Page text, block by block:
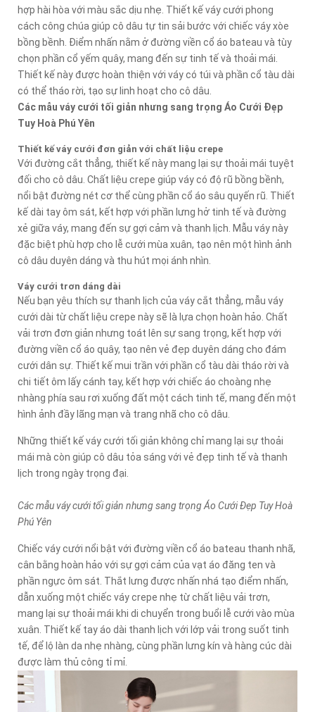
hợp hài hòa với màu sắc dịu nhẹ. Thiết kế váy cưới phong
cách công chúa giúp cô dâu tự tin sải bước với chiếc váy xòe
bồng bềnh. Điểm nhấn nằm ở đường viền cổ áo bateau và tùy
chọn phần cổ yếm quây, mang đến sự tinh tế và thoải mái.
Thiết kế này được hoàn thiện với váy có túi và phần cổ tàu dài
có thể tháo rời, tạo sự linh hoạt cho cô dâu.
Các mẫu váy cưới tối giản nhưng sang trọng Áo Cưới Đẹp
Tuy Hoà Phú Yên
Thiết kế váy cưới đơn giản với chất liệu crepe
Với đường cắt thẳng, thiết kế này mang lại sự thoải mái tuyệt
đối cho cô dâu. Chất liệu crepe giúp váy có độ rũ bồng bềnh,
nổi bật đường nét cơ thể cùng phần cổ áo sâu quyến rũ. Thiết
kế dài tay ôm sát, kết hợp với phần lưng hở tinh tế và đường
xẻ giữa váy, mang đến sự gợi cảm và thanh lịch. Mẫu váy này
đặc biệt phù hợp cho lễ cưới mùa xuân, tạo nên một hình ảnh
cô dâu duyên dáng và thu hút mọi ánh nhìn.
Váy cưới trơn dáng dài
Nếu bạn yêu thích sự thanh lịch của váy cắt thẳng, mẫu váy
cưới dài từ chất liệu crepe này sẽ là lựa chọn hoàn hảo. Chất
vải trơn đơn giản nhưng toát lên sự sang trọng, kết hợp với
đường viền cổ áo quây, tạo nên vẻ đẹp duyên dáng cho đám
cưới dân sự. Thiết kế mui trần với phần cổ tàu dài tháo rời và
chi tiết ôm lấy cánh tay, kết hợp với chiếc áo choàng nhẹ
nhàng phía sau rơi xuống đất một cách tinh tế, mang đến một
hình ảnh đầy lãng mạn và trang nhã cho cô dâu.
Những thiết kế váy cưới tối giản không chỉ mang lại sự thoải
mái mà còn giúp cô dâu tỏa sáng với vẻ đẹp tinh tế và thanh
lịch trong ngày trọng đại.
Các mẫu váy cưới tối giản nhưng sang trọng Áo Cưới Đẹp Tuy Hoà
Phú Yên
Chiếc váy cưới nổi bật với đường viền cổ áo bateau thanh nhã,
cân bằng hoàn hảo với sự gợi cảm của vạt áo đăng ten và
phần ngực ôm sát. Thắt lưng được nhấn nhá tạo điểm nhấn,
dẫn xuống một chiếc váy crepe nhẹ từ chất liệu vải trơn,
mang lại sự thoải mái khi di chuyển trong buổi lễ cưới vào mùa
xuân. Thiết kế tay áo dài thanh lịch với lớp vải trong suốt tinh
tế, để lộ làn da nhẹ nhàng, cùng phần lưng kín và hàng cúc dài
được làm thủ công tỉ mỉ.